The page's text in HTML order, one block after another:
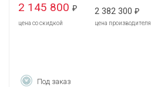
2 145 800 ₽
цена со скидкой
2 382 300 ₽
цена производителя
Под заказ